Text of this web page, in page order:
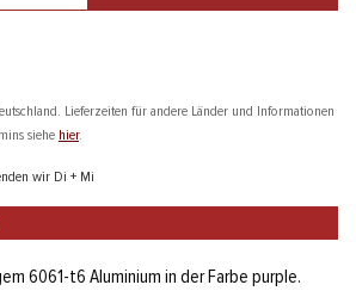
Lieferzeiten für andere Länder und Informationen
siehe hier.
wir Di + Mi
6061-t6 Aluminium in der Farbe purple.